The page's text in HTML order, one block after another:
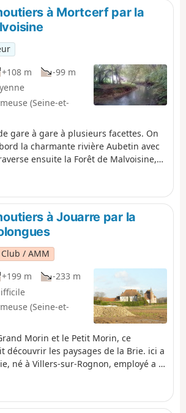
à Mortcerf par la
+108 m
-99 m
(Seine-et-
gare à gare à plusieurs facettes. On
la charmante rivière Aubetin avec
ensuite la Forêt de Malvoisine,
On poursuit entre les champs,
portions goudronnées et des
entre ruelles et sentes dans
à Jouarre par la
/ AMM
+199 m
-233 m
(Seine-et-
Morin et le Petit Morin, ce
découvrir les paysages de la Brie. ici a
né à Villers-sur-Rognon, employé a la
pour le Roi Charles V.